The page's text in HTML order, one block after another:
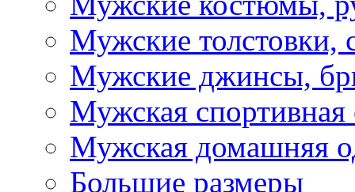
Мужские толстовки,
Мужские джинсы,
Мужская спортивная
Мужская домашняя
Большие размеры